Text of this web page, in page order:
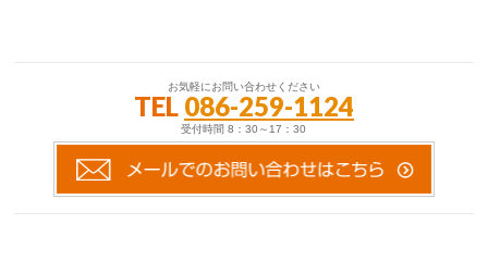
お気軽にお問い合わせください
TEL 086-259-1124
受付時間 8：30～17：30